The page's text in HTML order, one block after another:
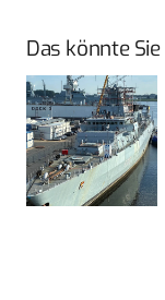
Das könnte